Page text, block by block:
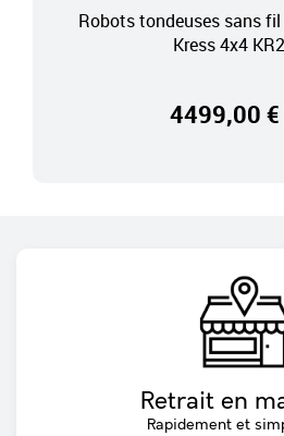
Robots tondeuses sans fil
Kress 4x4
4499,00 €
Retrait en
Rapidement et